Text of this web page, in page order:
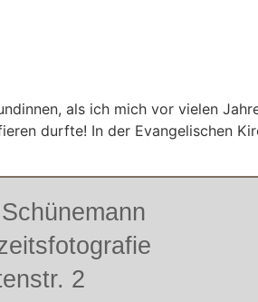
als ich mich vor vielen
durfte! In der Evangelischen
2